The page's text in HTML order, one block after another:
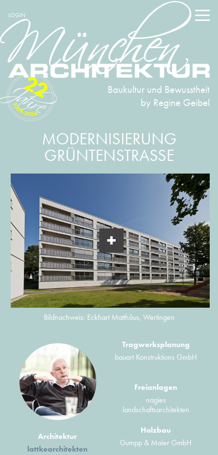
LOGIN
Baukultur und Bewusstheit
by Regine Geibel
2004-2026
22
MODERNISIERUNG
GRÜNTENSTRASSE
Bildnachweis: Eckhart Matthäus, Wertingen
Architektur
lattkearchitekten
Tragwerksplanung
bauart Konstruktions GmbH
Freianlagen
nagies
landschaftsarchitekten
Holzbau
Gumpp & Maier GmbH